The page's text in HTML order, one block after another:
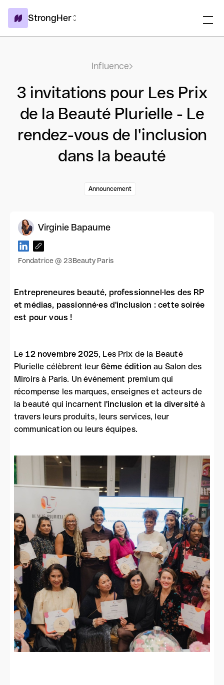
StrongHer
Influence
3 invitations pour Les Prix
de la Beauté Plurielle - Le
rendez-vous de l'inclusion
dans la beauté
Announcement
Virginie Bapaume
Fondatrice @ 23Beauty Paris
Entrepreneures beauté, professionnel·les des RP
et médias, passionné·es d'inclusion : cette soirée
est pour vous !
Le 12 novembre 2025, Les Prix de la Beauté
Plurielle célèbrent leur6ème édition au Salon des
Miroirs à Paris. Un événement premium qui
récompense les marques, enseignes et acteurs de
la beauté qui incarnent l'inclusion et la diversité à
travers leurs produits, leurs services, leur
communication ou leurs équipes.